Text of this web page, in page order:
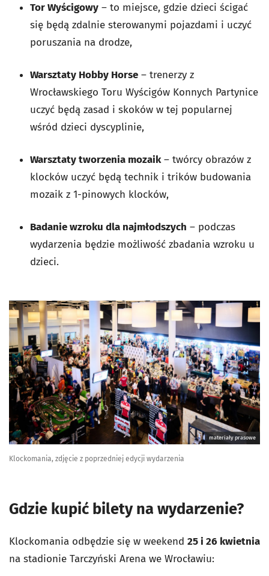
Tor Wyścigowy – to miejsce, gdzie dzieci ścigać
się będą zdalnie sterowanymi pojazdami i uczyć
poruszania na drodze,
Warsztaty Hobby Horse – trenerzy z
Wrocławskiego Toru Wyścigów Konnych Partynice
uczyć będą zasad i skoków w tej popularnej
wśród dzieci dyscyplinie,
Warsztaty tworzenia mozaik– twórcy obrazów z
klocków uczyć będą technik i trików budowania
mozaik z 1-pinowych klocków,
Badanie wzroku dla najmłodszych – podczas
wydarzenia będzie możliwość zbadania wzroku u
dzieci.
materiały prasowe
Klockomania, zdjęcie z poprzedniej edycji wydarzenia
Gdzie kupić bilety na wydarzenie?
Klockomania odbędzie się w weekend 25 i 26 kwietnia
na stadionie Tarczyński Arena we Wrocławiu: